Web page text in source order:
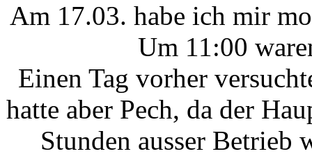
Am 17.03. habe ich mir
Um 11:00
Einen Tag vorher
hatte aber Pech, da der
Stunden ausser Betrieb